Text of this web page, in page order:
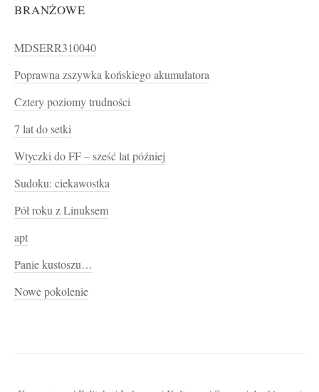
BRANŻOWE
MDSERR310040
Poprawna zszywka końskiego akumulatora
Cztery poziomy trudności
7 lat do setki
Wtyczki do FF – sześć lat później
Sudoku: ciekawostka
Pół roku z Linuksem
apt
Panie kustoszu…
Nowe pokolenie